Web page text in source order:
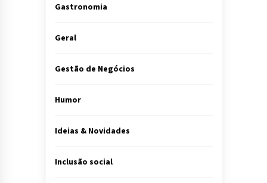
Gastronomia
Geral
Gestão de Negócios
Humor
Ideias & Novidades
Inclusão social